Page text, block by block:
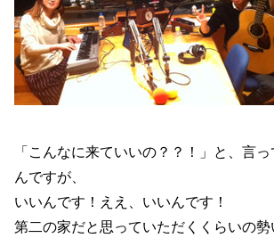
「こんなに来ていいの？？！」と、言
んですが、
いいんです！ええ、いいんです！
第二の家だと思っていただくくらいの